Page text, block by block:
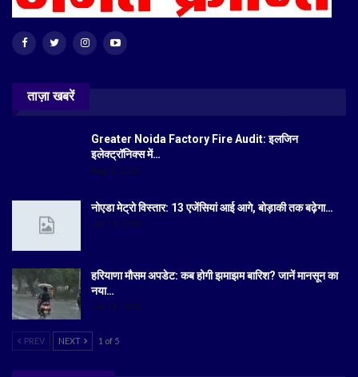
ताज़ा खबरें
Greater Noida Factory Fire Audit: इलजिन
इलेक्ट्रॉनिक्स में…
Aug 6, 2026
नोएडा मेट्रो विस्तार: 13 एजेंसियां आई आगे, बोड़ाकी तक बढ़ेगा…
Jul 19, 2026
हरियाणा मौसम अपडेट: कब होगी झमाझम बारिश? जानें मानसून का
नया…
Jul 18, 2026
PREV NEXT 1 of 5